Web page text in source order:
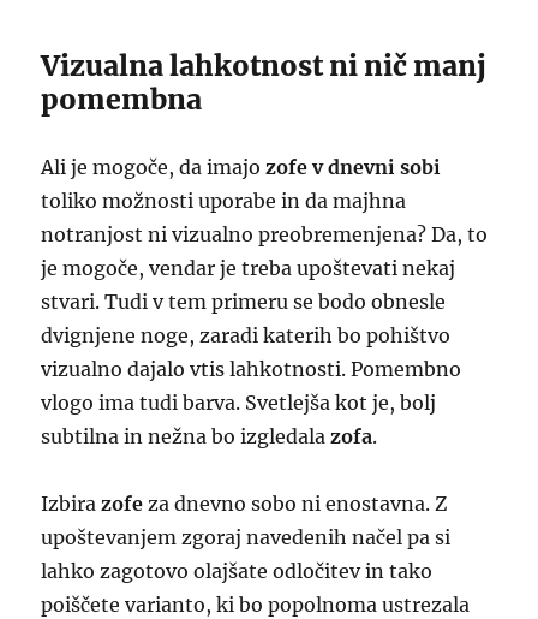
Vizualna lahkotnost ni nič manj
pomembna
Ali je mogoče, da imajozofe v dnevni sobi
toliko možnosti uporabe in da majhna
notranjost ni vizualno preobremenjena? Da, to
je mogoče, vendar je treba upoštevati nekaj
stvari. Tudi v tem primeru se bodo obnesle
dvignjene noge, zaradi katerih bo pohištvo
vizualno dajalo vtis lahkotnosti. Pomembno
vlogo ima tudi barva. Svetlejša kot je, bolj
subtilna in nežna bo izgledalazofa.
Izbirazofe za dnevno sobo ni enostavna. Z
upoštevanjem zgoraj navedenih načel pa si
lahko zagotovo olajšate odločitev in tako
poiščete varianto, ki bo popolnoma ustrezala